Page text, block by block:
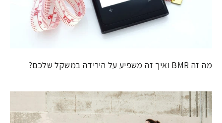
מה זה BMR ואיך זה משפיע על הירידה במשקל שלכם?